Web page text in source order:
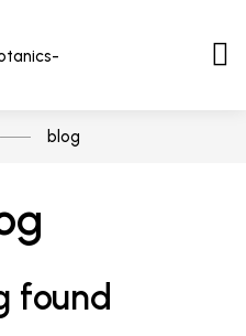
blog
found